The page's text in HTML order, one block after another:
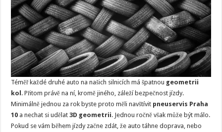
Téměř každé druhé auto na našich silnicích má špatnou geometrii
kol. Přitom právě na ní, kromě jiného, záleží bezpečnost jízdy.
Minimálně jednou za rok byste proto měli navštívit pneuservis Praha
10 a nechat si udělat3D geometrii. Jednou ročně však může být málo.
Pokud se vám během jízdy začne zdát, že auto táhne doprava, nebo